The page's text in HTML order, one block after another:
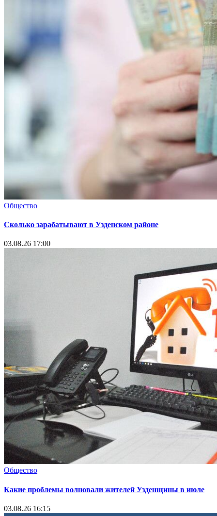
Общество
Сколько зарабатывают в Узденском районе
03.08.26 17:00
Общество
Какие проблемы волновали жителей Узденщины в июле
03.08.26 16:15